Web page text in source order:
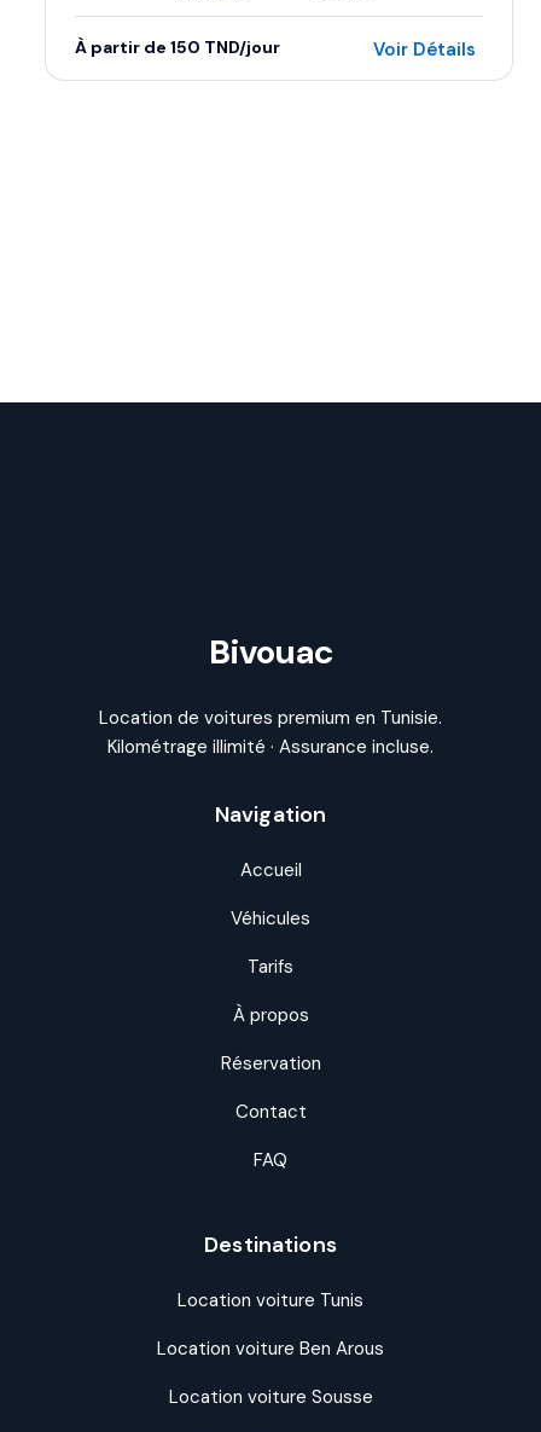
À partir de 150 TND/jour Voir Détails
Bivouac
Location de voitures premium en Tunisie.
Kilométrage illimité · Assurance incluse.
Navigation
Accueil
Véhicules
Tarifs
À propos
Réservation
Contact
FAQ
Destinations
Location voiture Tunis
Location voiture Ben Arous
Location voiture Sousse